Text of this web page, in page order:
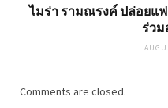
ไมร่า รามณรงค์ ปล่อยแ
ร่ว
Comments are closed.